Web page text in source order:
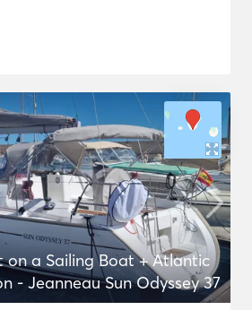
on a Sailing Boat + Atlantic
- Jeanneau Sun Odyssey 37